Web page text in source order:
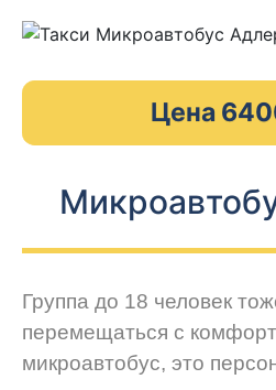
Цена
Группа до 18 человек
перемещаться с
микроавтобус, это